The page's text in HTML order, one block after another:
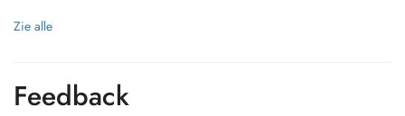
J'accompagne les patients dans leur rééducation fonctionnelle
retrouver leur autonomie et leur qualité de vie.
Zie alle
Feedback